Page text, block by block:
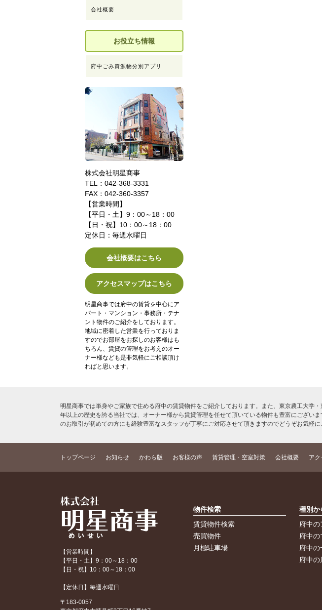
会社概要
お役立ち情報
府中ごみ資源物分別アプリ
株式会社明星商事
TEL：042-368-3331
FAX：042-360-3357
【営業時間】
【平日・土】9：00～18：00
【日・祝】10：00～18：00
定休日：毎週水曜日
会社概要はこちら
アクセスマップはこちら
明星商事では府中の賃貸を中心にア
パート・マンション・事務所・テナ
ント物件のご紹介をしております。
地域に密着した営業を行っておりま
すのでお部屋をお探しのお客様はも
ちろん、賃貸の管理をお考えのオー
ナー様なども是非気軽にご相談頂け
ればと思います。
明星商事では単身やご家族で住める府中の賃貸物件をご紹介しております。また、東京農工大学
年以上の歴史を誇る当社では、オーナー様から賃貸管理を任せて頂いている物件も豊富にござい
のお取引が初めての方にも経験豊富なスタッフが丁寧にご対応させて頂きますのでどうぞお気軽に
トップページ お知らせ かわら版 お客様の声 賃貸管理・空室対策 会社概要 アク
【営業時間】
【平日・土】9：00～18：00
【日・祝】10：00～18：00
【定休日】毎週水曜日
〒183-0057
物件検索
賃貸物件検索
売買物件
月極駐車場
種別か
府中の
府中の
府中の
府中の